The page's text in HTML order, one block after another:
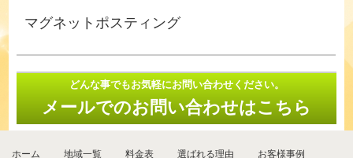
マグネットポスティング
どんな事でもお気軽にお問い合わせください。
メールでのお問い合わせはこちら
ホーム 地域一覧 料金表 選ばれる理由 お客様事例